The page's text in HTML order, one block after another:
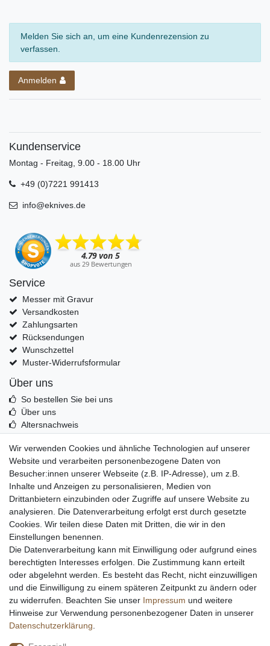
Melden Sie sich an, um eine Kundenrezension zu
verfassen.
Anmelden
Kundenservice
Montag - Freitag, 9.00 - 18.00 Uhr
+49 (0)7221 991413
info@eknives.de
Service
Messer mit Gravur
Versandkosten
Zahlungsarten
Rücksendungen
Wunschzettel
Muster-Widerrufsformular
Über uns
So bestellen Sie bei uns
Über uns
Altersnachweis
Echtheit von Kundenbewertungen
Messer Info Forum
Messer schärfen
Messerhersteller
Stahltabelle
Stahlarten
Rockwell Härte
Messerarten
Klingenformen
Holzarten
Impressum Daten­schutz­erklärung AGB
Wir verwenden Cookies und ähnliche Technologien auf unserer
Website und verarbeiten personenbezogene Daten von
Besucher:innen unserer Webseite (z.B. IP-Adresse), um z.B.
Inhalte und Anzeigen zu personalisieren, Medien von
Drittanbietern einzubinden oder Zugriffe auf unsere Website zu
analysieren. Die Datenverarbeitung erfolgt erst durch gesetzte
Cookies. Wir teilen diese Daten mit Dritten, die wir in den
Einstellungen benennen.
Die Datenverarbeitung kann mit Einwilligung oder aufgrund eines
berechtigten Interesses erfolgen. Die Zustimmung kann erteilt
oder abgelehnt werden. Es besteht das Recht, nicht einzuwilligen
und die Einwilligung zu einem späteren Zeitpunkt zu ändern oder
zu widerrufen. Beachten Sie unser Impressum und weitere
Hinweise zur Verwendung personenbezogener Daten in unserer
Daten­schutz­erklärung